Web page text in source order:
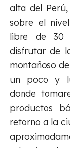
alta del
sobre el
libre de 30
disfrutar de
montañoso
un poco y
donde
productos
retorno a la